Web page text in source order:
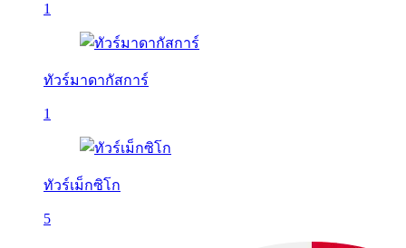
1
ทัวร์มาดากัสการ์
1
ทัวร์เม็กซิโก
5